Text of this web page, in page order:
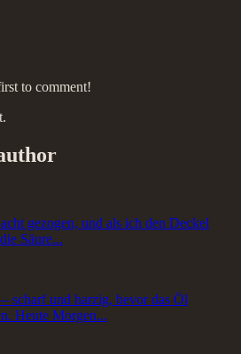
to comment!
gezogen, und als ich den Deckel
Säure...
scharf und harzig, bevor das Öl
Heute Morgen...